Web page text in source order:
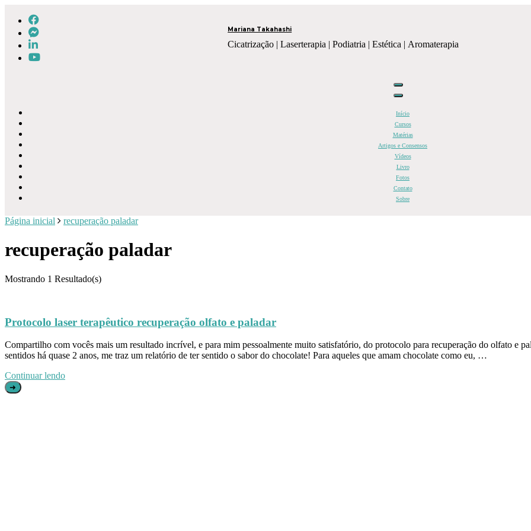
Mariana Takahashi
Cicatrização | Laserterapia | Podiatria | Estética | Aromaterapia
Início
Cursos
Matérias
Artigos e Consensos
Vídeos
Livro
Fotos
Contato
Sobre
Página inicial recuperação paladar
recuperação paladar
Mostrando 1 Resultado(s)
Protocolo laser terapêutico recuperação olfato e paladar
Compartilho com vocês mais um resultado incrível, e para mim pessoalmente muito satisfatório, do protocolo para recuperação do olfato e
sentidos há quase 2 anos, me traz um relatório de ter sentido o sabor do chocolate! Para aqueles que amam chocolate como eu, …
Continuar lendo
➜